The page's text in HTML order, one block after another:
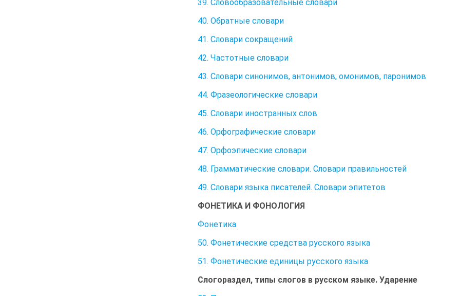
39. Словообразовательные словари
40. Обратные словари
41. Словари сокращений
42. Частотные словари
43. Словари синонимов, антонимов, омонимов, паронимов
44. Фразеологические словари
45. Словари иностранных слов
46. Орфографические словари
47. Орфоэпические словари
48. Грамматические словари. Словари правильностей
49. Словари языка писателей. Словари эпитетов
ФОНЕТИКА И ФОНОЛОГИЯ
Фонетика
50. Фонетические средства русского языка
51. Фонетические единицы русского языка
Слогораздел, типы слогов в русском языке. Ударение